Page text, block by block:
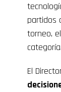
partidos
torneo, el
categoría.
El